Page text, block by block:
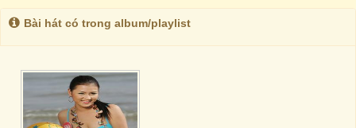
Bài hát có trong album/playlist